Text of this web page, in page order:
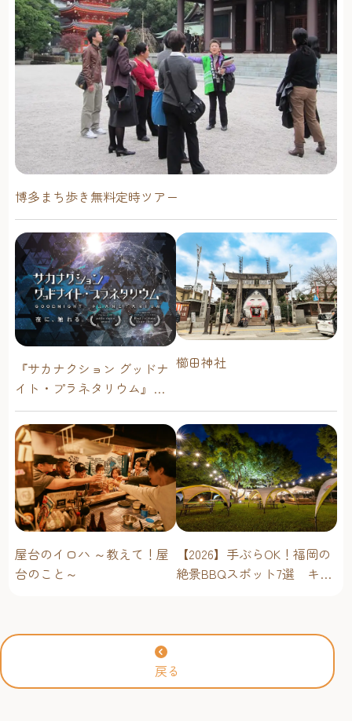
博多まち歩き無料定時ツアー
『サカナクション グッドナ
イト・プラネタリウム』が
今年も上映決定！【福岡市
科学館 ドームシアター】
2026年
櫛田神社
屋台のイロハ ～教えて！屋
台のこと～
【2026】手ぶらOK！福岡の
絶景BBQスポット7選 キャ
戻る